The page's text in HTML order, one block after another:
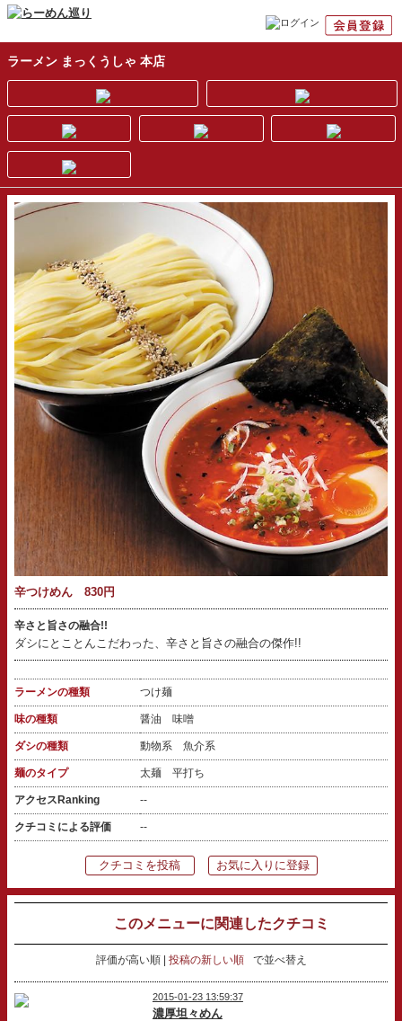
ラーメン まっくうしゃ 本店
辛つけめん 830円
辛さと旨さの融合!!
ダシにとことんこだわった、辛さと旨さの融合の傑作!!
ラーメンの種類 つけ麺
味の種類 醤油 味噌
ダシの種類 動物系 魚介系
麺のタイプ 太麺 平打ち
アクセスRanking --
クチコミによる評価 --
クチコミを投稿 お気に入りに登録
このメニューに関連したクチコミ
評価が高い順 投稿の新しい順 で並べ替え
2015-01-23 13:59:37
濃厚坦々めん